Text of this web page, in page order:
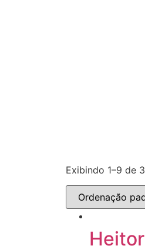
Exibindo 1–9 de
Heitor